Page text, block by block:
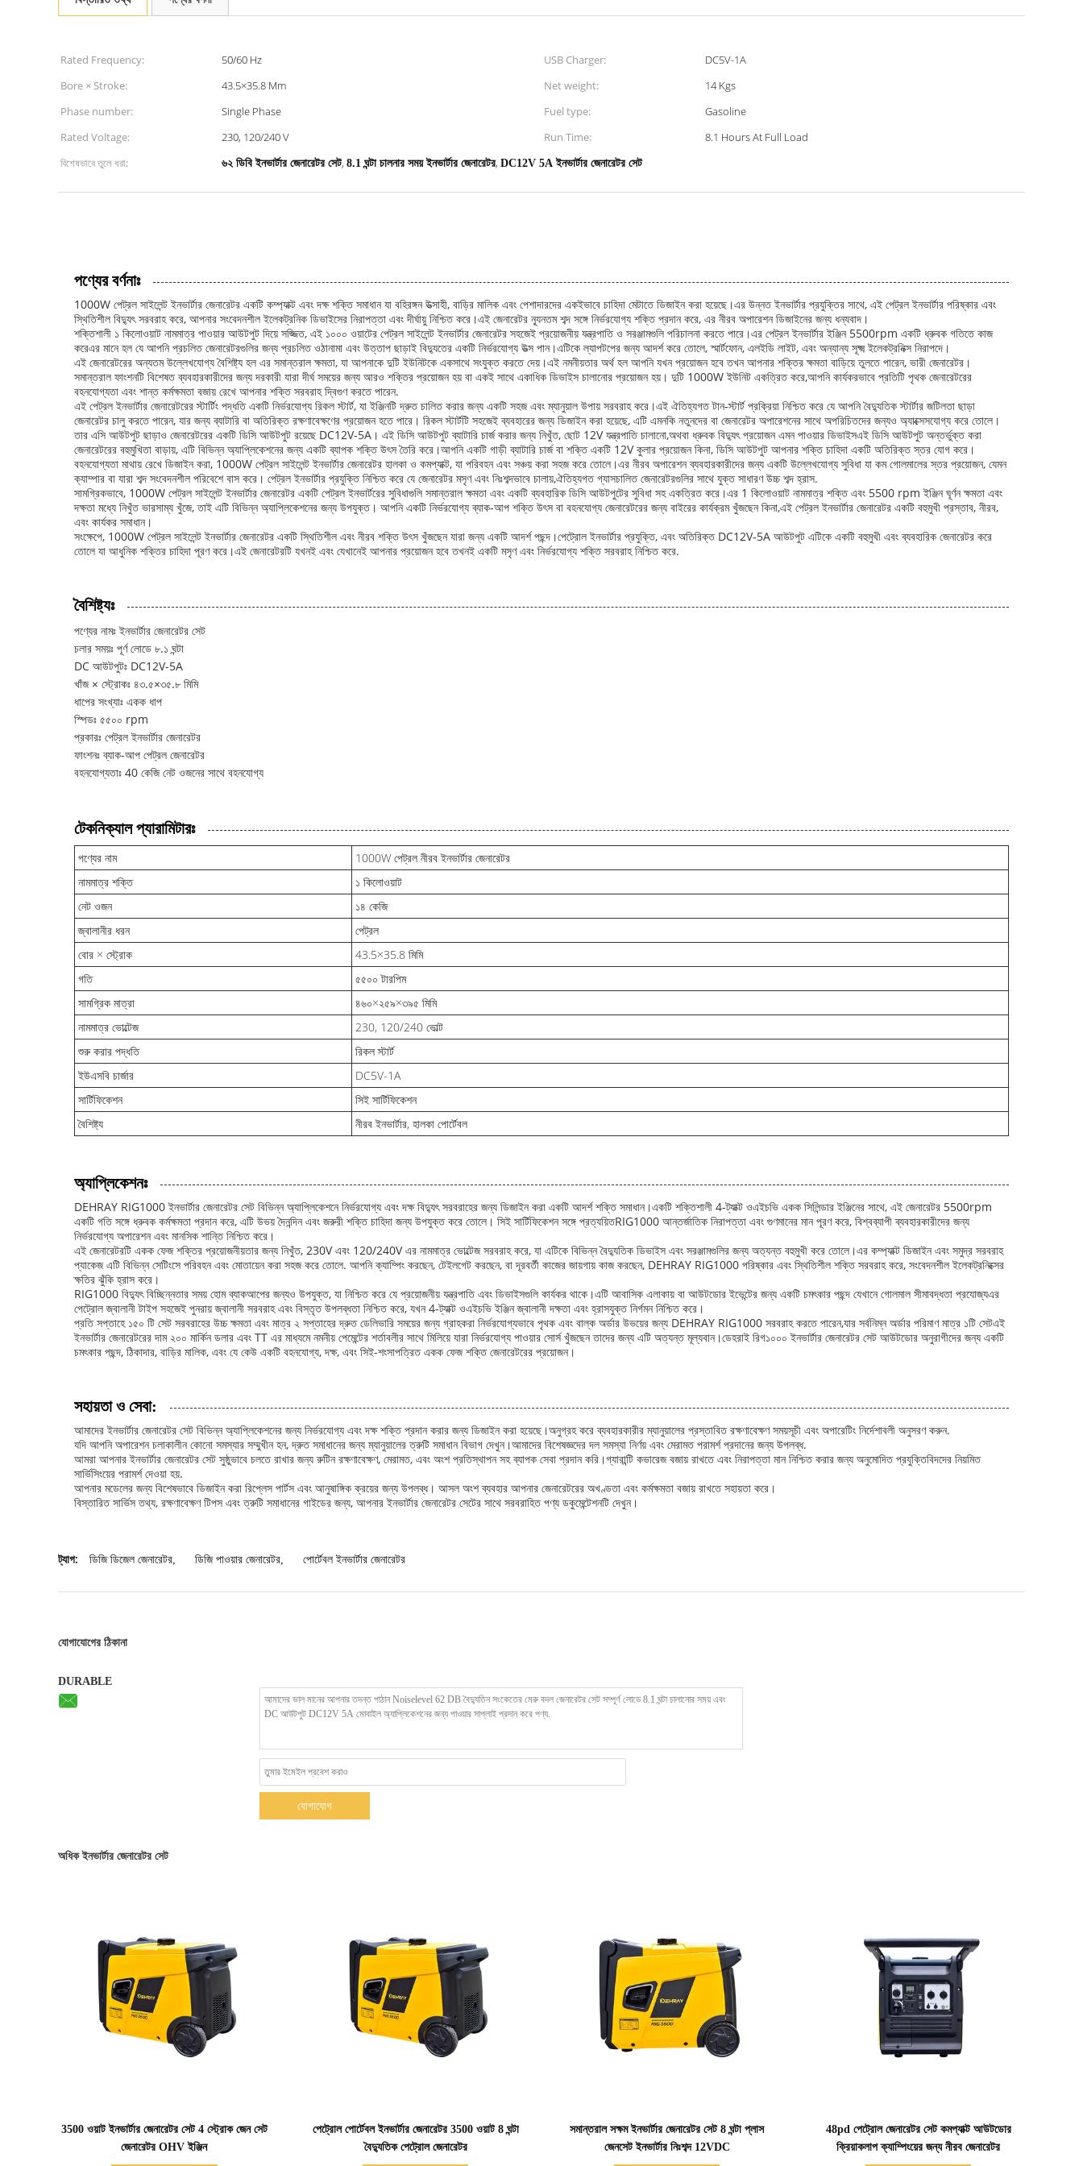
Rated Frequency: 50/60 Hz USB Charger:
DC5V-1A
Bore × Stroke:
43.5×35.8 Mm Net weight:
14 Kgs
Phase number:
Single Phase Fuel type:
Gasoline
Rated Voltage:
230, 120/240 V Run Time:
8.1 Hours At Full Load
বিশেষভাবে তুলে ধরা:
৬২ ডিবি ইনভার্টার জেনারেটর সেট, 8.1 ঘন্টা চালনার সময় ইনভার্টার জেনারেটর, DC12V 5A ইনভার্টার জেনারেটর সেট
পণ্যের বর্ণনাঃ
1000W পেট্রল সাইলেন্ট ইনভার্টার জেনারেটর একটি কম্প্যাক্ট এবং দক্ষ শক্তি সমাধান যা বহিরঙ্গন উত্সাহী, বাড়ির মালিক এবং পেশাদারদের একইভাবে চাহিদা মেটাতে ডিজাইন করা হয়েছে।এর উন্নত ইনভার্টার প্রযুক্তির সাথে, এই পেট্রল ইনভার্টার পরিষ্কার এবং
স্থিতিশীল বিদ্যুৎ সরবরাহ করে, আপনার সংবেদনশীল ইলেকট্রনিক ডিভাইসের নিরাপত্তা এবং দীর্ঘায়ু নিশ্চিত করে।এই জেনারেটর ন্যূনতম শব্দ সঙ্গে নির্ভরযোগ্য শক্তি প্রদান করে, এর নীরব অপারেশন ডিজাইনের জন্য ধন্যবাদ।
শক্তিশালী ১ কিলোওয়াট নামমাত্র পাওয়ার আউটপুট দিয়ে সজ্জিত, এই ১০০০ ওয়াটের পেট্রল সাইলেন্ট ইনভার্টার জেনারেটর সহজেই প্রয়োজনীয় যন্ত্রপাতি ও সরঞ্জামগুলি পরিচালনা করতে পারে।এর পেট্রল ইনভার্টার ইঞ্জিন 5500rpm একটি ধ্রুবক গতিতে কাজ
করেএর মানে হল যে আপনি প্রচলিত জেনারেটরগুলির জন্য প্রচলিত ওঠানামা এবং উত্তাপ ছাড়াই বিদ্যুতের একটি নির্ভরযোগ্য উত্স পান।এটিকে ল্যাপটপের জন্য আদর্শ করে তোলে, স্মার্টফোন, এলইডি লাইট, এবং অন্যান্য সূক্ষ্ম ইলেকট্রনিক্স নিরাপদে।
এই জেনারেটরের অন্যতম উল্লেখযোগ্য বৈশিষ্ট্য হল এর সমান্তরাল ক্ষমতা, যা আপনাকে দুটি ইউনিটকে একসাথে সংযুক্ত করতে দেয়।এই নমনীয়তার অর্থ হল আপনি যখন প্রয়োজন হবে তখন আপনার শক্তির ক্ষমতা বাড়িয়ে তুলতে পারেন, ভারী জেনারেটর।
সমান্তরাল ফাংশনটি বিশেষত ব্যবহারকারীদের জন্য দরকারী যারা দীর্ঘ সময়ের জন্য আরও শক্তির প্রয়োজন হয় বা একই সাথে একাধিক ডিভাইস চালানোর প্রয়োজন হয়। দুটি 1000W ইউনিট একত্রিত করে,আপনি কার্যকরভাবে প্রতিটি পৃথক জেনারেটরের
বহনযোগ্যতা এবং শান্ত কর্মক্ষমতা বজায় রেখে আপনার শক্তি সরবরাহ দ্বিগুণ করতে পারেন.
এই পেট্রল ইনভার্টার জেনারেটরের স্টার্টিং পদ্ধতি একটি নির্ভরযোগ্য রিকল স্টার্ট, যা ইঞ্জিনটি দ্রুত চালিত করার জন্য একটি সহজ এবং ম্যানুয়াল উপায় সরবরাহ করে।এই ঐতিহ্যগত টান-স্টার্ট প্রক্রিয়া নিশ্চিত করে যে আপনি বৈদ্যুতিক স্টার্টার জটিলতা ছাড়া
জেনারেটর চালু করতে পারেন, যার জন্য ব্যাটারি বা অতিরিক্ত রক্ষণাবেক্ষণের প্রয়োজন হতে পারে। রিকল স্টার্টটি সহজেই ব্যবহারের জন্য ডিজাইন করা হয়েছে, এটি এমনকি নতুনদের বা জেনারেটর অপারেশনের সাথে অপরিচিতদের জন্যও অ্যাক্সেসযোগ্য করে তোলে।
তার এসি আউটপুট ছাড়াও জেনারেটরের একটি ডিসি আউটপুট রয়েছে DC12V-5A। এই ডিসি আউটপুট ব্যাটারি চার্জ করার জন্য নিখুঁত, ছোট 12V যন্ত্রপাতি চালানো,অথবা ধ্রুবক বিদ্যুৎ প্রয়োজন এমন পাওয়ার ডিভাইসএই ডিসি আউটপুট অন্তর্ভুক্ত করা
জেনারেটরের বহুমুখিতা বাড়ায়, এটি বিভিন্ন অ্যাপ্লিকেশনের জন্য একটি ব্যাপক শক্তি উৎস তৈরি করে।আপনি একটি গাড়ী ব্যাটারি চার্জ বা শক্তি একটি 12V কুলার প্রয়োজন কিনা, ডিসি আউটপুট আপনার শক্তি চাহিদা একটি অতিরিক্ত স্তর যোগ করে।
বহনযোগ্যতা মাথায় রেখে ডিজাইন করা, 1000W পেট্রল সাইলেন্ট ইনভার্টার জেনারেটর হালকা ও কমপ্যাক্ট, যা পরিবহন এবং সঞ্চয় করা সহজ করে তোলে।এর নীরব অপারেশন ব্যবহারকারীদের জন্য একটি উল্লেখযোগ্য সুবিধা যা কম গোলমালের স্তর প্রয়োজন, যেমন
ক্যাম্পার বা যারা শব্দ সংবেদনশীল পরিবেশে বাস করে। পেট্রল ইনভার্টার প্রযুক্তি নিশ্চিত করে যে জেনারেটর মসৃণ এবং নিঃশব্দভাবে চালায়,ঐতিহ্যগত গ্যাসচালিত জেনারেটরগুলির সাথে যুক্ত সাধারণ উচ্চ শব্দ হ্রাস.
সামগ্রিকভাবে, 1000W পেট্রল সাইলেন্ট ইনভার্টার জেনারেটর একটি পেট্রল ইনভার্টরের সুবিধাগুলি সমান্তরাল ক্ষমতা এবং একটি ব্যবহারিক ডিসি আউটপুটের সুবিধা সহ একত্রিত করে।এর 1 কিলোওয়াট নামমাত্র শক্তি এবং 5500 rpm ইঞ্জিন ঘূর্ণন ক্ষমতা এবং
দক্ষতা মধ্যে নিখুঁত ভারসাম্য খুঁজে, তাই এটি বিভিন্ন অ্যাপ্লিকেশনের জন্য উপযুক্ত। আপনি একটি নির্ভরযোগ্য ব্যাক-আপ শক্তি উৎস বা বহনযোগ্য জেনারেটরের জন্য বাইরের কার্যক্রম খুঁজছেন কিনা,এই পেট্রল ইনভার্টার জেনারেটর একটি বহুমুখী প্রস্তাব, নীরব,
এবং কার্যকর সমাধান।
সংক্ষেপে, 1000W পেট্রল সাইলেন্ট ইনভার্টার জেনারেটর একটি স্থিতিশীল এবং নীরব শক্তি উৎস খুঁজছেন যারা জন্য একটি আদর্শ পছন্দ।পেট্রোল ইনভার্টার প্রযুক্তি, এবং অতিরিক্ত DC12V-5A আউটপুট এটিকে একটি বহুমুখী এবং ব্যবহারিক জেনারেটর করে
তোলে যা আধুনিক শক্তির চাহিদা পূরণ করে।এই জেনারেটরটি যখনই এবং যেখানেই আপনার প্রয়োজন হবে তখনই একটি মসৃণ এবং নির্ভরযোগ্য শক্তি সরবরাহ নিশ্চিত করে.
বৈশিষ্ট্যঃ
পণ্যের নামঃ ইনভার্টার জেনারেটর সেট
চলার সময়ঃ পূর্ণ লোডে ৮.১ ঘন্টা
DC আউটপুটঃ DC12V-5A
খাঁজ × স্ট্রোকঃ ৪৩.৫×৩৫.৮ মিমি
ধাপের সংখ্যাঃ একক ধাপ
স্পিডঃ ৫৫০০ rpm
প্রকারঃ পেট্রল ইনভার্টার জেনারেটর
ফাংশনঃ ব্যাক-আপ পেট্রল জেনারেটর
বহনযোগ্যতাঃ 40 কেজি নেট ওজনের সাথে বহনযোগ্য
টেকনিক্যাল প্যারামিটারঃ
পণ্যের নাম
1000W পেট্রল নীরব ইনভার্টার জেনারেটর
নামমাত্র শক্তি
১ কিলোওয়াট
নেট ওজন
১৪ কেজি
জ্বালানীর ধরন
পেট্রল
বোর × স্ট্রোক
43.5×35.8 মিমি
গতি
৫৫০০ টারপিম
সামগ্রিক মাত্রা
৪৬০×২৫৯×৩৯৫ মিমি
নামমাত্র ভোল্টেজ
230, 120/240 ভোল্ট
শুরু করার পদ্ধতি
রিকল স্টার্ট
ইউএসবি চার্জার
DC5V-1A
সার্টিফিকেশন
সিই সার্টিফিকেশন
বৈশিষ্ট্য
নীরব ইনভার্টার, হালকা পোর্টেবল
অ্যাপ্লিকেশনঃ
DEHRAY RIG1000 ইনভার্টার জেনারেটর সেট বিভিন্ন অ্যাপ্লিকেশনে নির্ভরযোগ্য এবং দক্ষ বিদ্যুৎ সরবরাহের জন্য ডিজাইন করা একটি আদর্শ শক্তি সমাধান।একটি শক্তিশালী 4-ট্যাক্ট ওএইচভি একক সিলিন্ডার ইঞ্জিনের সাথে, এই জেনারেটর 5500rpm
একটি গতি সঙ্গে ধ্রুবক কর্মক্ষমতা প্রদান করে, এটি উভয় দৈনন্দিন এবং জরুরী শক্তি চাহিদা জন্য উপযুক্ত করে তোলে। সিই সার্টিফিকেশন সঙ্গে প্রত্যয়িতRIG1000 আন্তর্জাতিক নিরাপত্তা এবং গুণমানের মান পূরণ করে, বিশ্বব্যাপী ব্যবহারকারীদের জন্য
নির্ভরযোগ্য অপারেশন এবং মানসিক শান্তি নিশ্চিত করে।
এই জেনারেটরটি একক ফেজ শক্তির প্রয়োজনীয়তার জন্য নিখুঁত, 230V এবং 120/240V এর নামমাত্র ভোল্টেজ সরবরাহ করে, যা এটিকে বিভিন্ন বৈদ্যুতিক ডিভাইস এবং সরঞ্জামগুলির জন্য অত্যন্ত বহুমুখী করে তোলে।এর কম্প্যাক্ট ডিজাইন এবং সমুদ্র সরবরাহ
প্যাকেজ এটি বিভিন্ন সেটিংসে পরিবহন এবং মোতায়েন করা সহজ করে তোলে. আপনি ক্যাম্পিং করছেন, টেইলগেট করছেন, বা দূরবর্তী কাজের জায়গায় কাজ করছেন, DEHRAY RIG1000 পরিষ্কার এবং স্থিতিশীল শক্তি সরবরাহ করে, সংবেদনশীল ইলেকট্রনিক্সের
ক্ষতির ঝুঁকি হ্রাস করে।
RIG1000 বিদ্যুৎ বিচ্ছিন্নতার সময় হোম ব্যাকআপের জন্যও উপযুক্ত, যা নিশ্চিত করে যে প্রয়োজনীয় যন্ত্রপাতি এবং ডিভাইসগুলি কার্যকর থাকে।এটি আবাসিক এলাকায় বা আউটডোর ইভেন্টের জন্য একটি চমৎকার পছন্দ যেখানে গোলমাল সীমাবদ্ধতা প্রযোজ্যএর
পেট্রোল জ্বালানী টাইপ সহজেই পুনরায় জ্বালানী সরবরাহ এবং বিস্তৃত উপলব্ধতা নিশ্চিত করে, যখন 4-ট্যাক্ট ওএইচভি ইঞ্জিন জ্বালানী দক্ষতা এবং হ্রাসযুক্ত নির্গমন নিশ্চিত করে।
প্রতি সপ্তাহে ১৫০ টি সেট সরবরাহের উচ্চ ক্ষমতা এবং মাত্র ২ সপ্তাহের দ্রুত ডেলিভারি সময়ের জন্য গ্রাহকরা নির্ভরযোগ্যভাবে পৃথক এবং বাল্ক অর্ডার উভয়ের জন্য DEHRAY RIG1000 সরবরাহ করতে পারেন,যার সর্বনিম্ন অর্ডার পরিমাণ মাত্র ১টি সেটএই
ইনভার্টার জেনারেটরের দাম ২০০ মার্কিন ডলার এবং TT এর মাধ্যমে নমনীয় পেমেন্টের শর্তাবলীর সাথে মিলিয়ে যারা নির্ভরযোগ্য পাওয়ার সোর্স খুঁজছেন তাদের জন্য এটি অত্যন্ত মূল্যবান।ডেহরাই রিগ১০০০ ইনভার্টার জেনারেটর সেট আউটডোর অনুরাগীদের জন্য একটি
চমৎকার পছন্দ, ঠিকাদার, বাড়ির মালিক, এবং যে কেউ একটি বহনযোগ্য, দক্ষ, এবং সিই-শংসাপত্রিত একক ফেজ শক্তি জেনারেটরের প্রয়োজন।
সহায়তা ও সেবা:
আমাদের ইনভার্টার জেনারেটর সেট বিভিন্ন অ্যাপ্লিকেশনের জন্য নির্ভরযোগ্য এবং দক্ষ শক্তি প্রদান করার জন্য ডিজাইন করা হয়েছে।অনুগ্রহ করে ব্যবহারকারীর ম্যানুয়ালের প্রস্তাবিত রক্ষণাবেক্ষণ সময়সূচী এবং অপারেটিং নির্দেশাবলী অনুসরণ করুন.
যদি আপনি অপারেশন চলাকালীন কোনো সমস্যার সম্মুখীন হন, দ্রুত সমাধানের জন্য ম্যানুয়ালের ত্রুটি সমাধান বিভাগ দেখুন।আমাদের বিশেষজ্ঞদের দল সমস্যা নির্ণয় এবং মেরামত পরামর্শ প্রদানের জন্য উপলব্ধ.
আমরা আপনার ইনভার্টার জেনারেটর সেট সুষ্ঠুভাবে চলতে রাখার জন্য রুটিন রক্ষণাবেক্ষণ, মেরামত, এবং অংশ প্রতিস্থাপন সহ ব্যাপক সেবা প্রদান করি।গ্যারান্টি কভারেজ বজায় রাখতে এবং নিরাপত্তা মান নিশ্চিত করার জন্য অনুমোদিত প্রযুক্তিবিদদের নিয়মিত
সার্ভিসিংয়ের পরামর্শ দেওয়া হয়.
আপনার মডেলের জন্য বিশেষভাবে ডিজাইন করা রিপ্লেস পার্টস এবং আনুষাঙ্গিক ক্রয়ের জন্য উপলব্ধ। আসল অংশ ব্যবহার আপনার জেনারেটরের অখণ্ডতা এবং কর্মক্ষমতা বজায় রাখতে সহায়তা করে।
বিস্তারিত সার্ভিস তথ্য, রক্ষণাবেক্ষণ টিপস এবং ত্রুটি সমাধানের গাইডের জন্য, আপনার ইনভার্টার জেনারেটর সেটের সাথে সরবরাহিত পণ্য ডকুমেন্টেশনটি দেখুন।
ট্যাগ: ডিজি ডিজেল জেনারেটর, ডিজি পাওয়ার জেনারেটর, পোর্টেবল ইনভার্টার জেনারেটর
যোগাযোগের ঠিকানা
DURABLE
যোগাযোগ
অধিক ইনভার্টার জেনারেটর সেট
3500 ওয়াট ইনভার্টার জেনারেটর সেট 4 স্ট্রোক জেন সেট
জেনারেটর OHV ইঞ্জিন
বিস্তারিত দেখাও
পেট্রোল পোর্টেবল ইনভার্টার জেনারেটর 3500 ওয়াট 8 ঘন্টা
বৈদ্যুতিক পেট্রোল জেনারেটর
বিস্তারিত দেখাও
সমান্তরাল সক্ষম ইনভার্টার জেনারেটর সেট 8 ঘন্টা প্লাস
জেনসেট ইনভার্টার নিঃশব্দ 12VDC
48pd পেট্রোল জেনারেটর সেট কমপ্যাক্ট আউটডোর
ক্রিয়াকলাপ ক্যাম্পিংয়ের জন্য নীরব জেনারেটর